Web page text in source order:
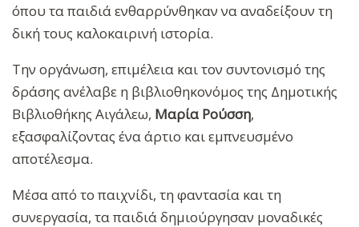
όπου τα παιδιά ενθαρρύνθηκαν να αναδείξουν τη
δική τους καλοκαιρινή ιστορία.
Την οργάνωση, επιμέλεια και τον συντονισμό της
δράσης ανέλαβε η βιβλιοθηκονόμος της Δημοτικής
Βιβλιοθήκης Αιγάλεω, Μαρία Ρούσση,
εξασφαλίζοντας ένα άρτιο και εμπνευσμένο
αποτέλεσμα.
Μέσα από το παιχνίδι, τη φαντασία και τη
συνεργασία, τα παιδιά δημιούργησαν μοναδικές